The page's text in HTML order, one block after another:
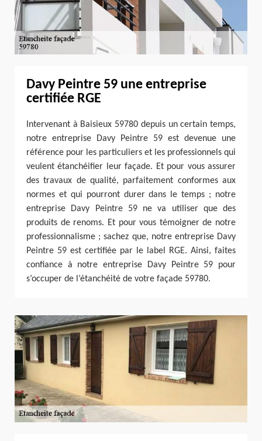
Davy Peintre 59 une entreprise
certifiée RGE
Intervenant à Baisieux 59780 depuis un certain temps,
notre entreprise Davy Peintre 59 est devenue une
référence pour les particuliers et les professionnels qui
veulent étanchéifier leur façade. Et pour vous assurer
des travaux de qualité, parfaitement conformes aux
normes et qui pourront durer dans le temps ; notre
entreprise Davy Peintre 59 ne va utiliser que des
produits de renoms. Et pour vous témoigner de notre
professionnalisme ; sachez que, notre entreprise Davy
Peintre 59 est certifiée par le label RGE. Ainsi, faites
confiance à notre entreprise Davy Peintre 59 pour
s’occuper de l’étanchéité de votre façade 59780.